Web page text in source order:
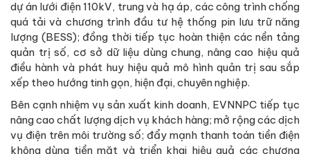
dự án lưới điện 110kV, trung và hạ áp, các công trình chống
quá tải và chương trình đầu tư hệ thống pin lưu trữ năng
lượng (BESS); đồng thời tiếp tục hoàn thiện các nền tảng
quản trị số, cơ sở dữ liệu dùng chung, nâng cao hiệu quả
điều hành và phát huy hiệu quả mô hình quản trị sau sắp
xếp theo hướng tinh gọn, hiện đại, chuyên nghiệp.
Bên cạnh nhiệm vụ sản xuất kinh doanh, EVNNPC tiếp tục
nâng cao chất lượng dịch vụ khách hàng; mở rộng các dịch
vụ điện trên môi trường số; đẩy mạnh thanh toán tiền điện
không dùng tiền mặt và triển khai hiệu quả các chương